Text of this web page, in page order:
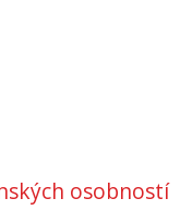
osobností